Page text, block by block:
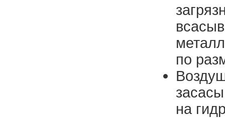
по
на